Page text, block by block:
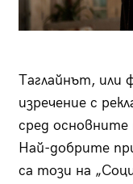
Таглайнът, или
изречение с
сред основните
Най-добрите
са този на